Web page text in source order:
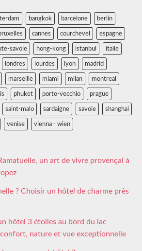
bangkok barcelone berlin
cannes courchevel espagne
savoie hong-kong istanbul italie
londres lourdes lyon madrid
marseille miami milan montreal
phuket porto-vecchio prague
saint-malo sardaigne savoie shanghai
venise vienna - wien
un art de vivre provençal à
? Choisir un hôtel de charme près
hôtel 3 étoiles au bord du lac
nature et vue exceptionnelle